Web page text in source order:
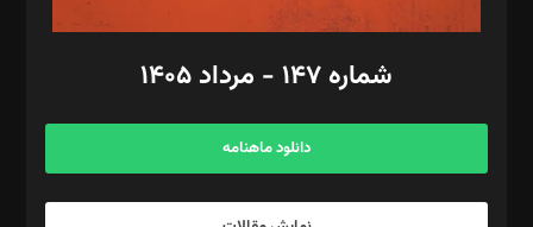
امور مالی: شاپور رهبری، محمد‌ کاظمی‌نیا
آگهی و مشترکین: ۰۹۱۹۹۹۹۰۴۵۴
شماره ۱۴۷ - مرداد ۱۴۰۵
دانلود ماهنامه